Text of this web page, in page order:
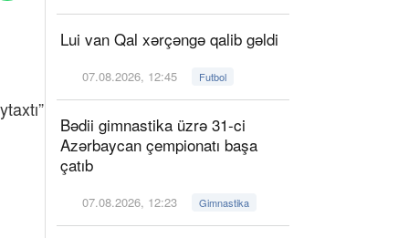
Lui van Qal xərçəngə qalib gəldi
07.08.2026, 12:45 Futbol
Bədii gimnastika üzrə 31-ci
Azərbaycan çempionatı başa
çatıb
07.08.2026, 12:23 Gimnastika